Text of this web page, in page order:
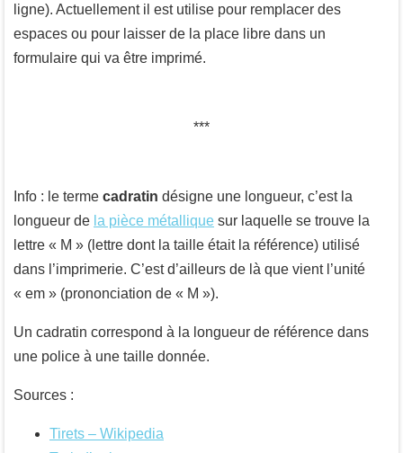
ligne). Actuellement il est utilise pour remplacer des
espaces ou pour laisser de la place libre dans un
formulaire qui va être imprimé.
Info : le terme cadratin désigne une longueur, c’est la
longueur de la pièce métallique sur laquelle se trouve la
lettre « M » (lettre dont la taille était la référence) utilisé
dans l’imprimerie. C’est d’ailleurs de là que vient l’unité
« em » (prononciation de « M »).
Un cadratin correspond à la longueur de référence dans
une police à une taille donnée.
Sources :
Tirets – Wikipedia